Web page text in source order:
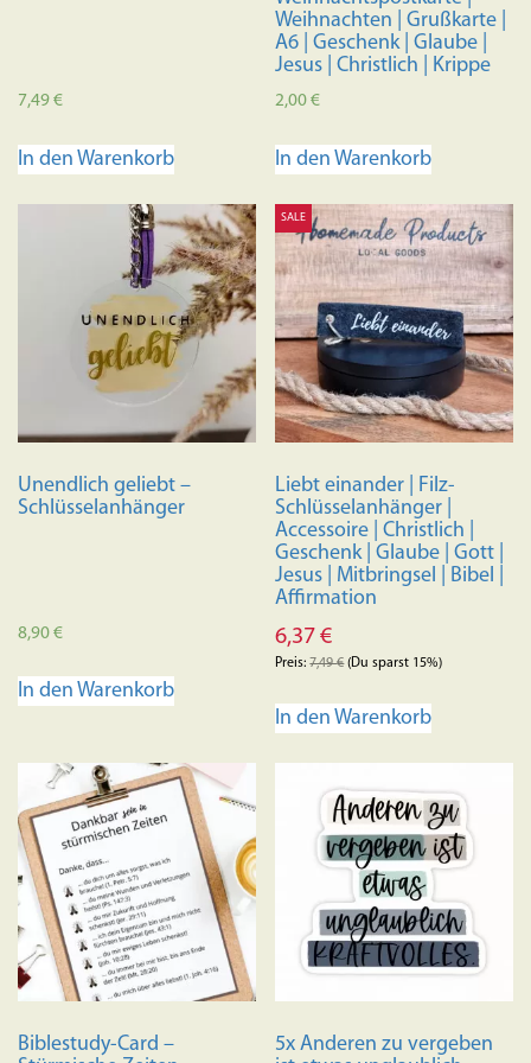
7,49€
In den Warenkorb
Weihnachten | Grußkarte |
A6 | Geschenk | Glaube |
Jesus | Christlich | Krippe
2,00€
In den Warenkorb
Unendlich geliebt –
Schlüsselanhänger
8,90€
In den Warenkorb
SALE
Liebt einander | Filz-
Schlüsselanhänger |
Accessoire | Christlich |
Geschenk | Glaube | Gott |
Jesus | Mitbringsel | Bibel |
Affirmation
6,37€
Preis:7,49€(Du sparst 15%)
In den Warenkorb
Biblestudy-Card –
5x Anderen zu vergeben